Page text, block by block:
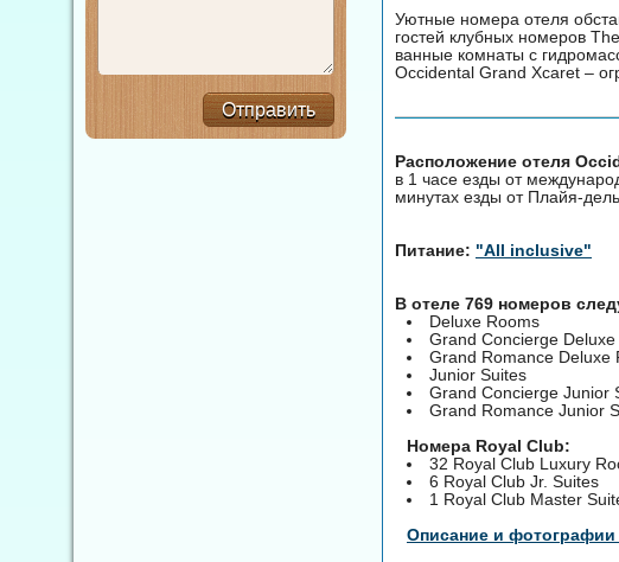
Уютные номера отеля
гостей клубных номеров
ванные комнаты с
Occidental Grand Xcaret –
Расположение отеля
в 1 часе езды от
минутах езды от Плайя-
Питание: "All inclusive"
В отеле 769 номеров
Deluxe Rooms
Grand Concierge
Grand Romance Deluxe
Junior Suites
Grand Concierge Junior
Grand Romance Junior
Номера Royal Club:
32 Royal Club Luxury
6 Royal Club Jr. Suites
1 Royal Club Master
Описание и
Отправить